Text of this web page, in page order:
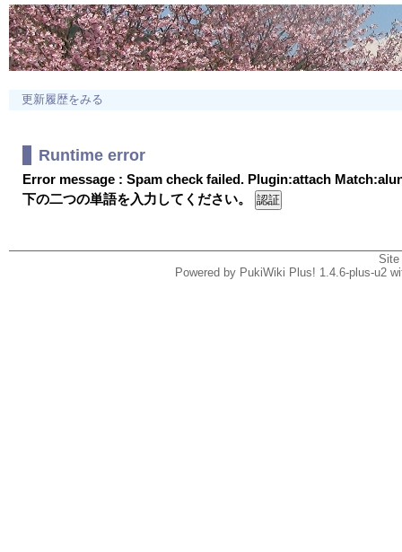
更新履歴をみる
Runtime error
Error message : Spam check failed. Plugin:attach
下の二つの単語を入力してください。
Powered by PukiWiki Plus! 1.4.6-plus-u2